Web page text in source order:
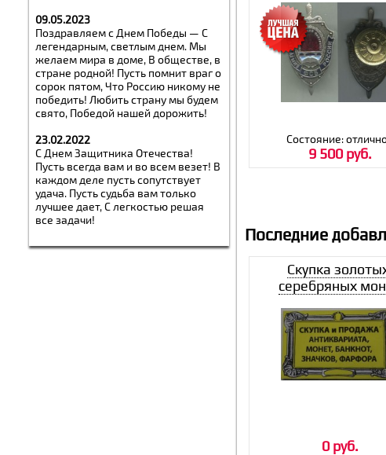
09.05.2023
Поздравляем с Днем Победы — С
легендарным, светлым днем. Мы
желаем мира в доме, В обществе, в
стране родной! Пусть помнит враг о
сорок пятом, Что Россию никому не
победить! Любить страну мы будем
свято, Победой нашей дорожить!
23.02.2022
С Днем Защитника Отечества!
Пусть всегда вам и во всем везет! В
каждом деле пусть сопутствует
удача. Пусть судьба вам только
лучшее дает, С легкостью решая
все задачи!
Состояние:
9 500 руб.
Последние
Скупка
серебряных
0 руб.